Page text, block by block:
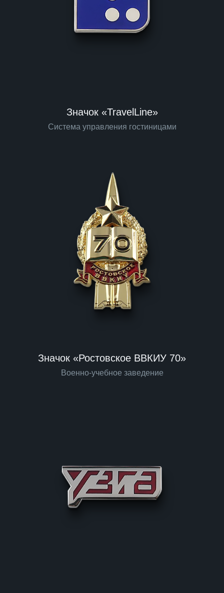
Значок «TravelLine»
Система управления гостиницами
Значок «Ростовское ВВКИУ 70»
Военно-учебное заведение